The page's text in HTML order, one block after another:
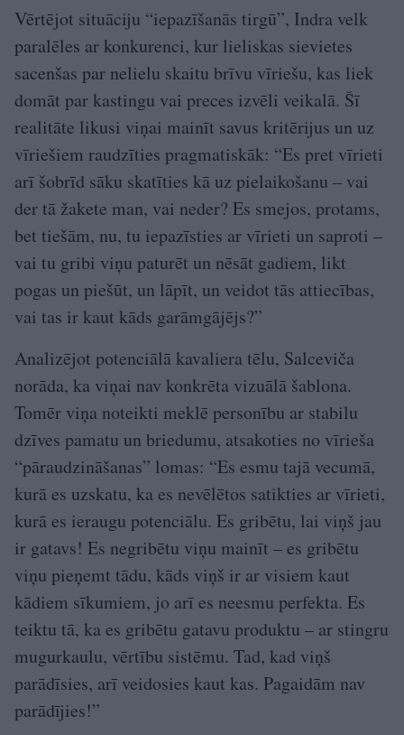
Vērtējot situāciju “iepazīšanās tirgū”, Indra velk
paralēles ar konkurenci, kur lieliskas sievietes
sacenšas par nelielu skaitu brīvu vīriešu, kas liek
domāt par kastingu vai preces izvēli veikalā. Šī
realitāte likusi viņai mainīt savus kritērijus un uz
vīriešiem raudzīties pragmatiskāk: “Es pret vīrieti
arī šobrīd sāku skatīties kā uz pielaikošanu – vai
der tā žakete man, vai neder? Es smejos, protams,
bet tiešām, nu, tu iepazīsties ar vīrieti un saproti –
vai tu gribi viņu paturēt un nēsāt gadiem, likt
pogas un piešūt, un lāpīt, un veidot tās attiecības,
vai tas ir kaut kāds garāmgājējs?”
Analizējot potenciālā kavaliera tēlu, Salceviča
norāda, ka viņai nav konkrēta vizuālā šablona.
Tomēr viņa noteikti meklē personību ar stabilu
dzīves pamatu un briedumu, atsakoties no vīrieša
“pāraudzināšanas” lomas: “Es esmu tajā vecumā,
kurā es uzskatu, ka es nevēlētos satikties ar vīrieti,
kurā es ieraugu potenciālu. Es gribētu, lai viņš jau
ir gatavs! Es negribētu viņu mainīt – es gribētu
viņu pieņemt tādu, kāds viņš ir ar visiem kaut
kādiem sīkumiem, jo arī es neesmu perfekta. Es
teiktu tā, ka es gribētu gatavu produktu – ar stingru
mugurkaulu, vērtību sistēmu. Tad, kad viņš
parādīsies, arī veidosies kaut kas. Pagaidām nav
parādījies!”